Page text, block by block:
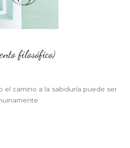
filosófico)
el camino a la sabiduría puede ser